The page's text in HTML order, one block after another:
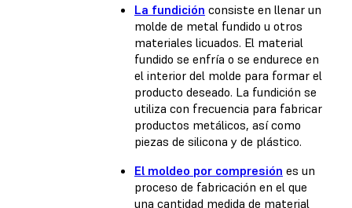
La fundición consiste en llenar un
molde de metal fundido u otros
materiales licuados. El material
fundido se enfría o se endurece en
el interior del molde para formar el
producto deseado. La fundición se
utiliza con frecuencia para fabricar
productos metálicos, así como
piezas de silicona y de plástico.
El moldeo por compresión es un
proceso de fabricación en el que
una cantidad medida de material